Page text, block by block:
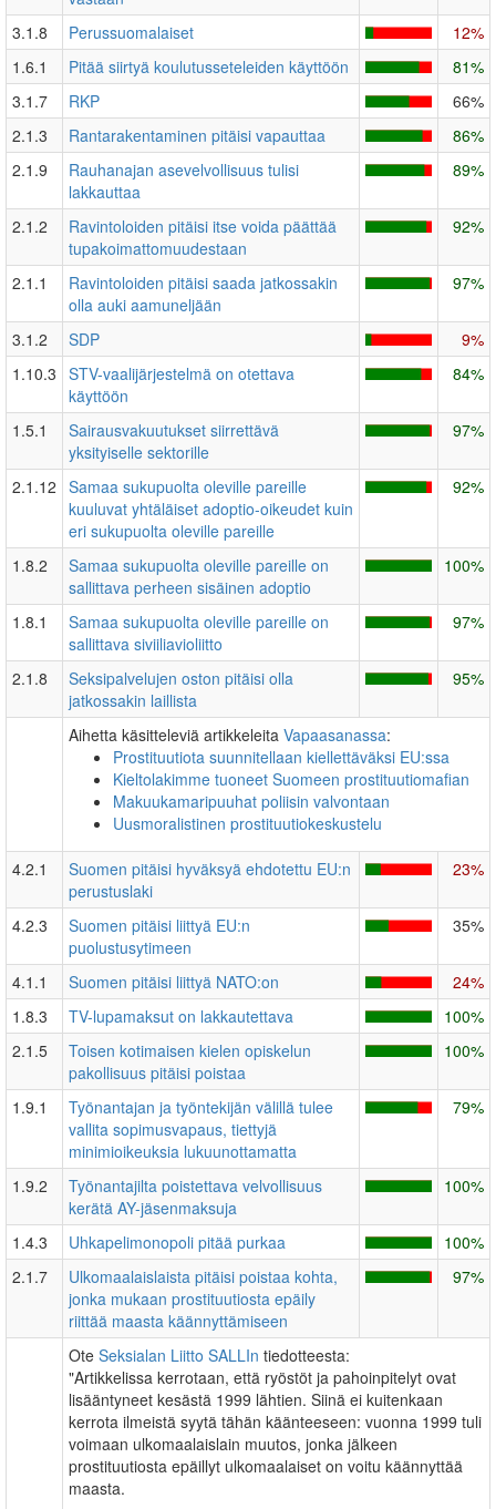
3.1.8
Perussuomalaiset
12%
1.6.1
Pitää siirtyä koulutusseteleiden käyttöön
81%
3.1.7
RKP
66%
2.1.3
Rantarakentaminen pitäisi vapauttaa
86%
2.1.9
Rauhanajan asevelvollisuus tulisi
lakkauttaa
89%
2.1.2
Ravintoloiden pitäisi itse voida päättää
tupakoimattomuudestaan
92%
2.1.1
Ravintoloiden pitäisi saada jatkossakin
olla auki aamuneljään
97%
3.1.2 SDP
9%
1.10.3 STV-vaalijärjestelmä on otettava
käyttöön
84%
1.5.1
Sairausvakuutukset siirrettävä
yksityiselle sektorille
97%
2.1.12 Samaa sukupuolta oleville pareille
kuuluvat yhtäläiset adoptio-oikeudet kuin
eri sukupuolta oleville pareille
92%
1.8.2
Samaa sukupuolta oleville pareille on
sallittava perheen sisäinen adoptio
100%
1.8.1
Samaa sukupuolta oleville pareille on
sallittava siviiliavioliitto
97%
2.1.8
Seksipalvelujen oston pitäisi olla
jatkossakin laillista
95%
Aihetta käsitteleviä artikkeleita Vapaasanassa:
Prostituutiota suunnitellaan kiellettäväksi EU:ssa
Kieltolakimme tuoneet Suomeen prostituutiomafian
Makuukamaripuuhat poliisin valvontaan
Uusmoralistinen prostituutiokeskustelu
4.2.1
Suomen pitäisi hyväksyä ehdotettu EU:n
perustuslaki
23%
4.2.3
Suomen pitäisi liittyä EU:n
puolustusytimeen
35%
4.1.1 Suomen pitäisi liittyä NATO:on
24%
1.8.3
TV-lupamaksut on lakkautettava
100%
2.1.5
Toisen kotimaisen kielen opiskelun
pakollisuus pitäisi poistaa
100%
1.9.1
Työnantajan ja työntekijän välillä tulee
vallita sopimusvapaus, tiettyjä
minimioikeuksia lukuunottamatta
79%
1.9.2
Työnantajilta poistettava velvollisuus
kerätä AY-jäsenmaksuja
100%
1.4.3 Uhkapelimonopoli pitää purkaa
100%
2.1.7
Ulkomaalaislaista pitäisi poistaa kohta,
jonka mukaan prostituutiosta epäily
riittää maasta käännyttämiseen
97%
Ote Seksialan Liitto SALLIn tiedotteesta:
"Artikkelissa kerrotaan, että ryöstöt ja pahoinpitelyt ovat
lisääntyneet kesästä 1999 lähtien. Siinä ei kuitenkaan
kerrota ilmeistä syytä tähän käänteeseen: vuonna 1999 tuli
voimaan ulkomaalaislain muutos, jonka jälkeen
prostituutiosta epäillyt ulkomaalaiset on voitu käännyttää
maasta.